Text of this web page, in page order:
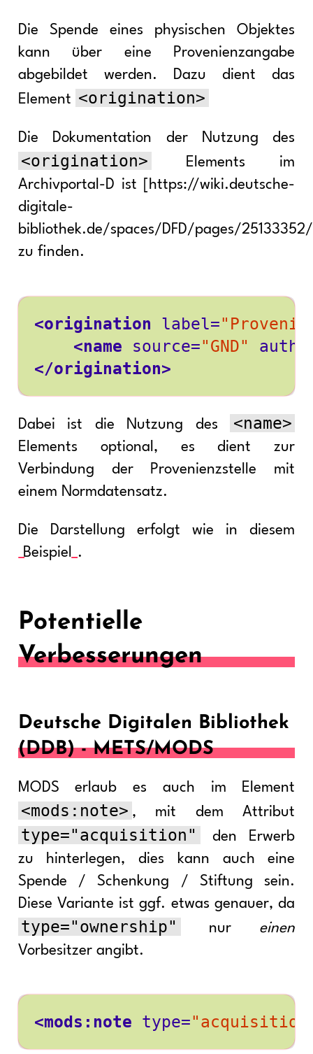
Die Spende eines physischen Objektes
kann über eine Provenienzangabe
abgebildet werden. Dazu dient das
Element <origination>
Die Dokumentation der Nutzung des
<origination>
Elements im
Archivportal-D ist [https://wiki.deutsche-
digitale-
bibliothek.de/spaces/DFD/pages/
zu finden.
<origination label=
<name
source="GND"
</origination>
Dabei ist die Nutzung des <name>
Elements optional, es dient zur
Verbindung der Provenienzstelle mit
einem Normdatensatz.
Die Darstellung erfolgt wie in diesem
Beispiel
.
Potentielle
Verbesserungen
Deutsche Digitalen Bibliothek
(DDB) - METS/MODS
MODS erlaub es auch im Element
<mods:note> , mit dem Attribut
type="acquisition"
den Erwerb
zu hinterlegen, dies kann auch eine
Spende / Schenkung / Stiftung sein.
Diese Variante ist ggf. etwas genauer, da
type="ownership" nur einen
Vorbesitzer angibt.
<mods:note type=